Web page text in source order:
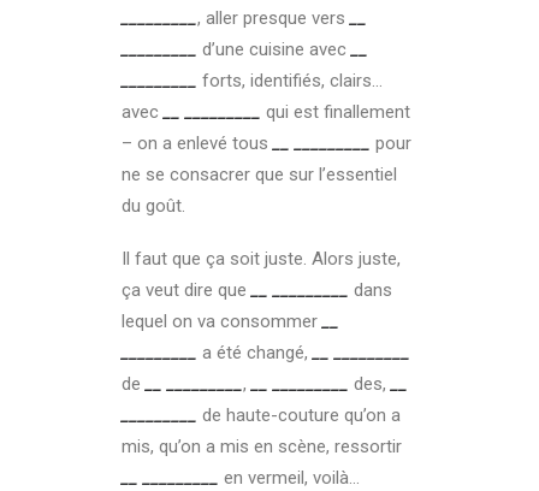
_________, aller presque vers__
_________ d’une cuisine avec__
_________ forts, identifiés, clairs…
avec__ _________ qui est finallement
– on a enlevé tous__ _________ pour
ne se consacrer que sur l’essentiel
du goût.
Il faut que ça soit juste. Alors juste,
ça veut dire que__ _________ dans
lequel on va consommer__
_________ a été changé,__ _________
de__ _________, __ _________ des,__
_________ de haute-couture qu’on a
mis, qu’on a mis en scène, ressortir
__ _________ en vermeil, voilà…